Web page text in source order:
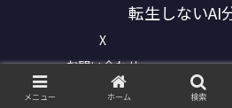
転生しないAI
X
お問い合わせ
© 2021-2026 転生しな
メニュー ホーム 検索